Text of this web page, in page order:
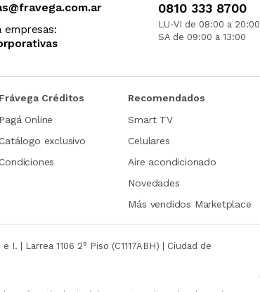
empresas:
0810 333 8700
LU-VI de 08:00 a 20:00
SA de 09:00 a 13:00
Frávega Créditos
Pagá Online
exclusivo
Recomendados
Smart TV
Celulares
Aire acondicionado
Novedades
Más vendidos Marketplace
e I. | Larrea 1106 2° Piso (C1117ABH) | Ciudad de